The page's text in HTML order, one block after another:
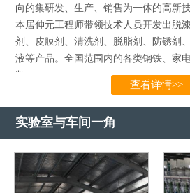
向的集研发、生产、销售为一体的高新
本居伸元工程师带领技术人员开发出脱
剂、皮膜剂、清洗剂、脱脂剂、防锈剂
液等产品。全国范围内的各类钢铁、家
制…...
查看详情>>
实验室与车间一角